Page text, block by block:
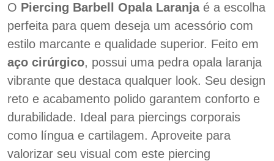
O Piercing Barbell Opala Laranjaé a escolha
perfeita para quem deseja um acessório com
estilo marcante e qualidade superior. Feito em
aço cirúrgico, possui uma pedra opala laranja
vibrante que destaca qualquer look. Seu design
reto e acabamento polido garantem conforto e
durabilidade. Ideal para piercings corporais
como língua e cartilagem. Aproveite para
valorizar seu visual com este piercing